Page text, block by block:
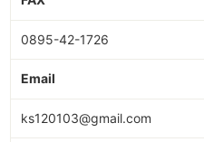
0895-42-1726
Email
ks120103@gmail.com